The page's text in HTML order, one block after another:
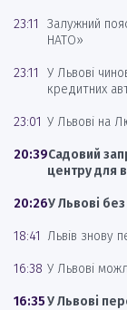
23:11
Залужний
НАТО»
23:11
У Львові
кредитних
23:01 У Львові на
20:39Садовий
центру для
20:26У Львові
18:41 Львів знову
16:38 У Львові
16:35У Львові